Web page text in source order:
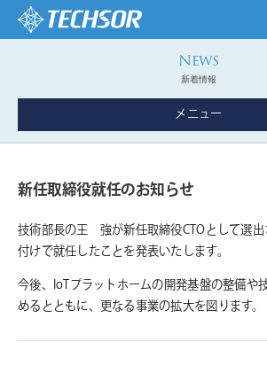
新着情報
メニュー
新任取締役就任のお知らせ
技術部長の王 強が新任取締役CTOとして選出
付けで就任したことを発表いたします。
今後、IoTプラットホームの開発基盤の整備や
めるとともに、更なる事業の拡大を図ります。